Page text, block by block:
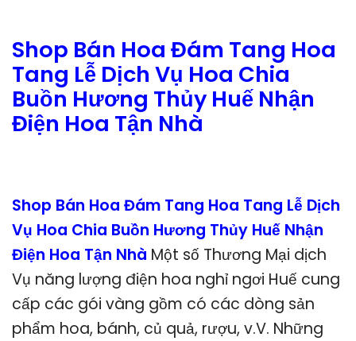
Shop Bán Hoa Đám Tang Hoa
Tang Lễ Dịch Vụ Hoa Chia
Buồn Hương Thủy Huế Nhận
Điện Hoa Tận Nhà
Shop Bán Hoa Đám Tang Hoa Tang Lễ Dịch
Vụ Hoa Chia Buồn Hương Thủy Huế Nhận
Điện Hoa Tận Nhà Một số Thương Mại dịch
Vụ năng lượng điện hoa nghỉ ngơi Huế cung
cấp các gói vàng gồm có các dòng sản
phẩm hoa, bánh, củ quả, rượu, v.V. Những